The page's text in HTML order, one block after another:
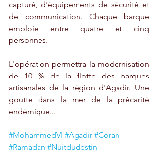
capturé, d'équipements de sécurité et
de communication. Chaque barque
emploie entre quatre et cinq
personnes.
L'opération permettra la modernisation
de 10 % de la flotte des barques
artisanales de la région d'Agadir. Une
goutte dans la mer de la précarité
endémique...
#MohammedVI #Agadir #Coran
#Ramadan #Nuitdudestin